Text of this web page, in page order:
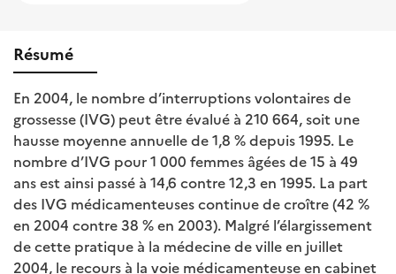
Résumé
En 2004, le nombre d’interruptions volontaires de
grossesse (IVG) peut être évalué à 210 664, soit une
hausse moyenne annuelle de 1,8 % depuis 1995. Le
nombre d’IVG pour 1 000 femmes âgées de 15 à 49
ans est ainsi passé à 14,6 contre 12,3 en 1995. La part
des IVG médicamenteuses continue de croître (42 %
en 2004 contre 38 % en 2003). Malgré l’élargissement
de cette pratique à la médecine de ville en juillet
2004, le recours à la voie médicamenteuse en cabinet